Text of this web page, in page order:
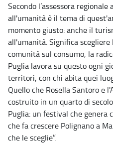
Secondo l’assessora
all'umanità è il tema di
momento giusto: anche il
all'umanità. Significa
comunità sul consumo, la
Puglia lavora su questo ogni
territori, con chi abita quei
Quello che Rosella Santoro e
costruito in un quarto di
Puglia: un festival che
che fa crescere Polignano a
che le sceglie”.